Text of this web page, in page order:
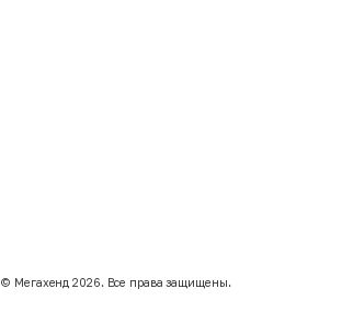
©️ Мегахенд 2026. Все права защищены.